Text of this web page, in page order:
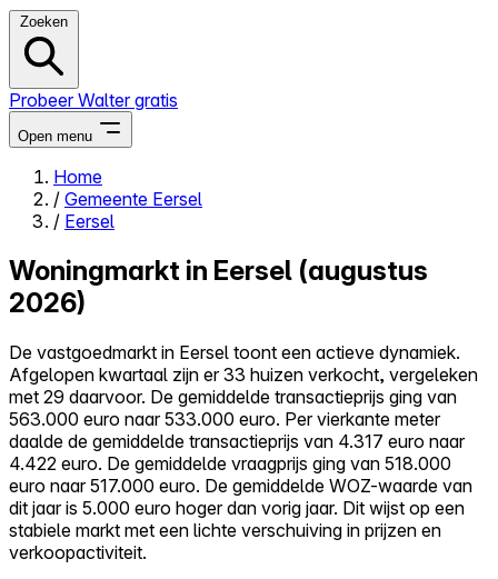
Zoeken
Probeer Walter gratis
Open menu
Close menu
Alles-in-één
Reviews
Prijzen
Log in
Probeer Walter gratis
Home
/ Gemeente Eersel
/ Eersel
Woningmarkt in Eersel (augustus
2026)
De vastgoedmarkt in Eersel toont een actieve dynamiek.
Afgelopen kwartaal zijn er 33 huizen verkocht, vergeleken
met 29 daarvoor. De gemiddelde transactieprijs ging van
563.000 euro naar 533.000 euro. Per vierkante meter
daalde de gemiddelde transactieprijs van 4.317 euro naar
4.422 euro. De gemiddelde vraagprijs ging van 518.000
euro naar 517.000 euro. De gemiddelde WOZ-waarde van
dit jaar is 5.000 euro hoger dan vorig jaar. Dit wijst op een
stabiele markt met een lichte verschuiving in prijzen en
verkoopactiviteit.